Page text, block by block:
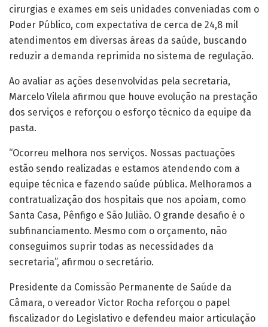
cirurgias e exames em seis unidades conveniadas com o
Poder Público, com expectativa de cerca de 24,8 mil
atendimentos em diversas áreas da saúde, buscando
reduzir a demanda reprimida no sistema de regulação.
Ao avaliar as ações desenvolvidas pela secretaria,
Marcelo Vilela afirmou que houve evolução na prestação
dos serviços e reforçou o esforço técnico da equipe da
pasta.
“Ocorreu melhora nos serviços. Nossas pactuações
estão sendo realizadas e estamos atendendo com a
equipe técnica e fazendo saúde pública. Melhoramos a
contratualização dos hospitais que nos apoiam, como
Santa Casa, Pênfigo e São Julião. O grande desafio é o
subfinanciamento. Mesmo com o orçamento, não
conseguimos suprir todas as necessidades da
secretaria”, afirmou o secretário.
Presidente da Comissão Permanente de Saúde da
Câmara, o vereador Victor Rocha reforçou o papel
fiscalizador do Legislativo e defendeu maior articulação